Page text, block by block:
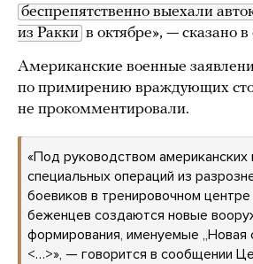
беспрепятственно выехали
из Ракки в октябре», — сказано
Американские военные
по примирению враждующих
не прокомментировали.
«Под руководством американских
специальных операций из
боевиков в тренировочном центре
беженцев создаются новые
формирования, именуемые „Новая
<…>», — говорится в сообщении